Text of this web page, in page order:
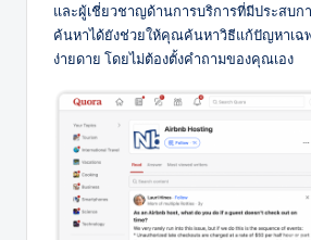
และผู้เชี่ยวชาญด้านการบริการที่มีประสบ
ค้นหาได้ยังช่วยให้คุณค้นหาวิธีแก้ปัญหาเฉพ
ง่ายดาย โดยไม่ต้องตั้งคำถามของคุณเอง